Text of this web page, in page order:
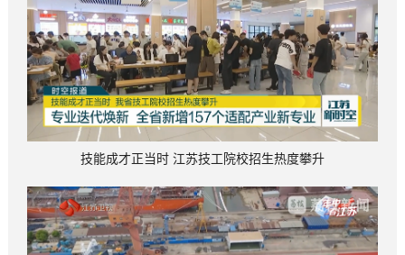
技能成才正当时 江苏技工院校招生热度攀升